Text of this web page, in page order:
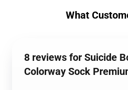
What
8 reviews for Suicide
Colorway Sock